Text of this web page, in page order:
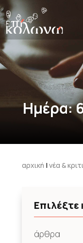
Ημέρα:
αρχική | νέα &
Επιλέξτε
άρθρα